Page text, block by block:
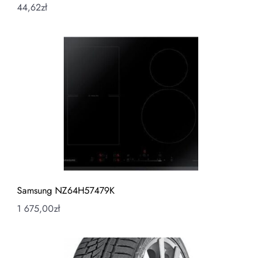
44,62zł
Samsung NZ64H57479K
1 675,00zł